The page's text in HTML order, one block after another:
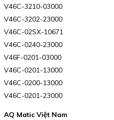
V46C-3210-03000
V46C-3202-23000
V46C-02SX-10671
V46C-0240-23000
V46F-0201-03000
V46C-0201-13000
V46C-0200-13000
V46C-0201-23000
AQ Matic Việt Nam